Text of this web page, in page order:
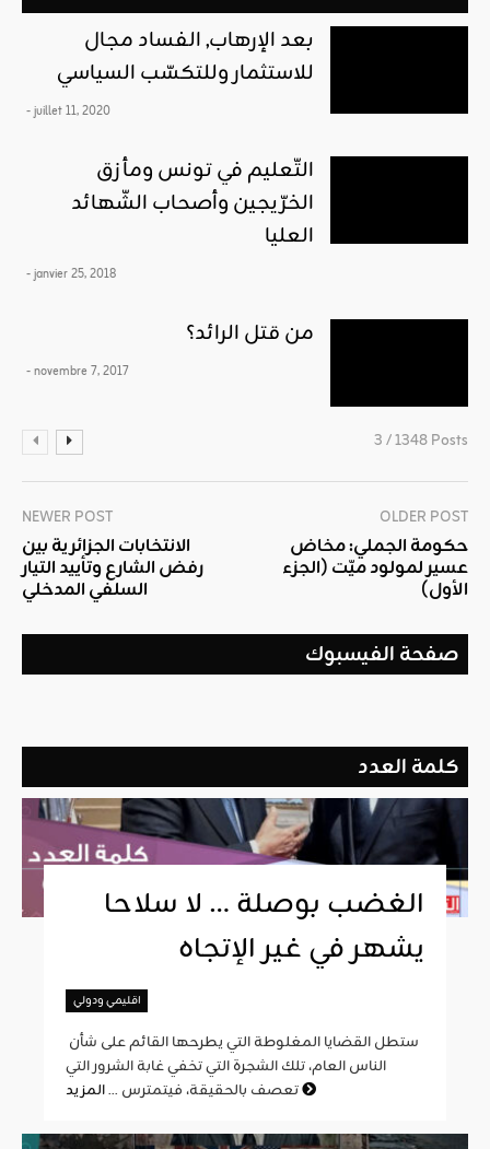
بعد الإرهاب, الفساد مجال
للاستثمار وللتكسّب السياسي
- juillet 11, 2020
التّعليم في تونس ومأزق
الخرّيجين وأصحاب الشّهائد
العليا
- janvier 25, 2018
من قتل الرائد؟
- novembre 7, 2017
3 / 1348 Posts
NEWER POST
الانتخابات الجزائرية بين
رفض الشارع وتأييد التيار
السلفي المدخلي
OLDER POST
حكومة الجملي: مخاض
عسير لمولود ميّت (الجزء
الأول)
صفحة الفيسبوك
كلمة العدد
الغضب بوصلة … لا سلاحا
يشهر في غير الإتجاه
اقليمي ودولي
الناس العام، تلك الشجرة التي تخفي غابة الشرور التي
تعصف بالحقيقة، فيتمترس ...